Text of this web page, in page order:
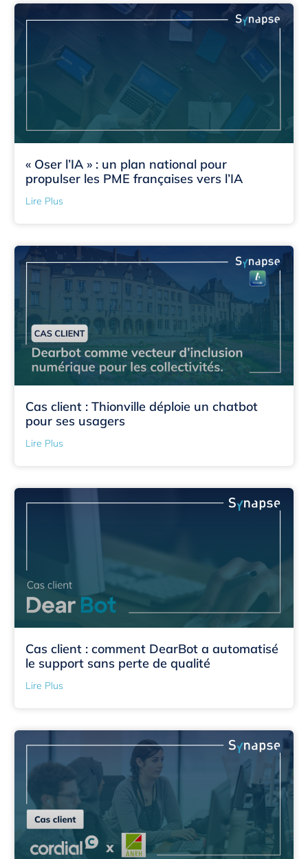
« Oser l’IA » : un plan national pour
propulser les PME françaises vers l’IA
Lire Plus
Cas client : Thionville déploie un chatbot
pour ses usagers
Lire Plus
Cas client : comment DearBot a automatisé
le support sans perte de qualité
Lire Plus